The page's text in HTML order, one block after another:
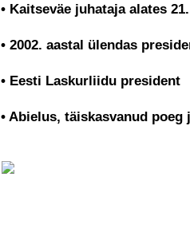
• Kaitseväe juhataja alates
• 2002. aastal ülendas
• Eesti Laskurliidu president
• Abielus, täiskasvanud poeg